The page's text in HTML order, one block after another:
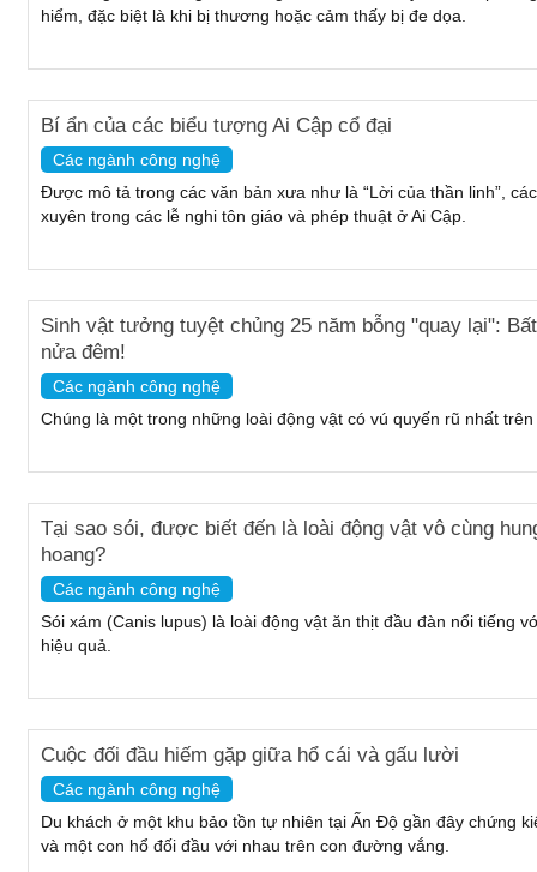
hiểm, đặc biệt là khi bị thương hoặc cảm thấy bị đe dọa.
Bí ẩn của các biểu tượng Ai Cập cổ đại
Các ngành công nghệ
Được mô tả trong các văn bản xưa như là “Lời của thần linh”,
xuyên trong các lễ nghi tôn giáo và phép thuật ở Ai Cập.
Sinh vật tưởng tuyệt chủng 25 năm bỗng "quay lại":
nửa đêm!
Các ngành công nghệ
Chúng là một trong những loài động vật có vú quyến rũ nhất trên
Tại sao sói, được biết đến là loài động vật vô cùng
hoang?
Các ngành công nghệ
Sói xám (Canis lupus) là loài động vật ăn thịt đầu đàn nổi tiếng
hiệu quả.
Cuộc đối đầu hiếm gặp giữa hổ cái và gấu lười
Các ngành công nghệ
Du khách ở một khu bảo tồn tự nhiên tại Ấn Độ gần đây chứng
và một con hổ đối đầu với nhau trên con đường vắng.